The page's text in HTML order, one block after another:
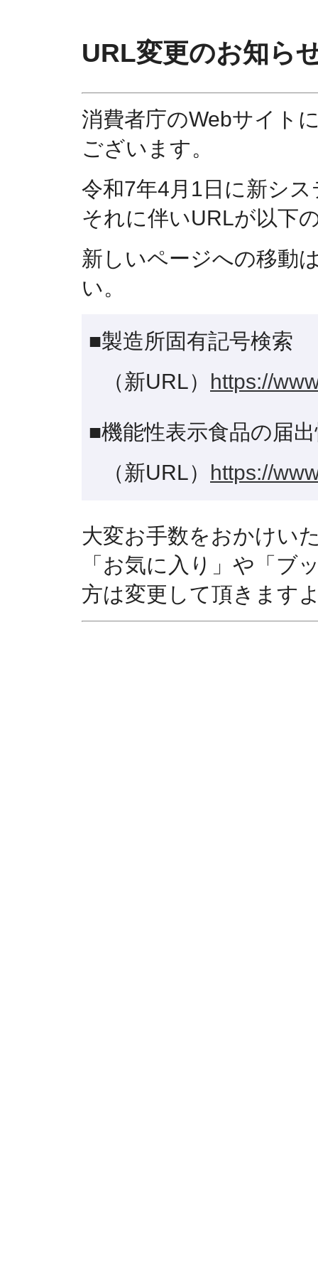
URL変更のお知ら
消費者庁のWebサイト
ございます。
令和7年4月1日に新シ
それに伴いURLが以下
新しいページへの移動
い。
■製造所固有記号検索
（新URL） https://
■機能性表示食品の届
（新URL） https://
大変お手数をおかけい
「お気に入り」や「ブ
方は変更して頂きます